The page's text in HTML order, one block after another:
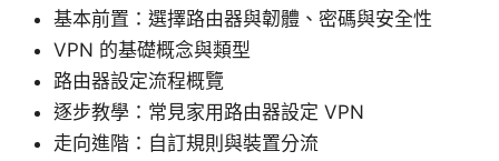
基本前置：選擇路由器與韌體、密碼與安全性
VPN 的基礎概念與類型
路由器設定流程概覽
逐步教學：常見家用路由器設定 VPN
走向進階：自訂規則與裝置分流